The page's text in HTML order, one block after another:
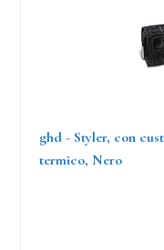
ghd - Styler, con
termico, Nero